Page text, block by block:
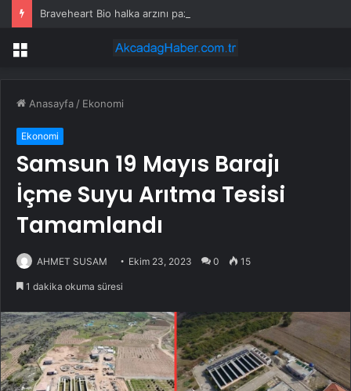
Menü
Anasayfa / Ekonomi
Ekonomi
Samsun 19 Mayıs Barajı
İçme Suyu Arıtma Tesisi
Tamamlandı
AHMET SUSAM Ekim 23, 2023 0 15
1 dakika okuma süresi